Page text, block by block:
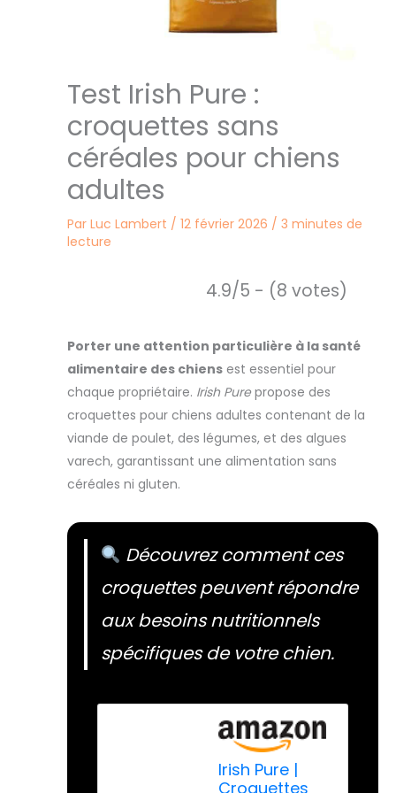
Test Irish Pure :
croquettes sans
céréales pour chiens
adultes
Par Luc Lambert / 12 février 2026 / 3 minutes de
lecture
4.9/5 - (8 votes)
Porter une attention particulière à la santé
alimentaire des chiens est essentiel pour
chaque propriétaire. Irish Purepropose des
croquettes pour chiens adultes contenant de la
viande de poulet, des légumes, et des algues
varech, garantissant une alimentation sans
céréales ni gluten.
Découvrez comment ces
croquettes peuvent répondre
aux besoins nutritionnels
spécifiques de votre chien.
Irish Pure |
Croquettes